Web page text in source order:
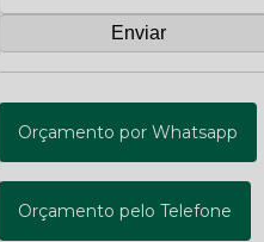
Orçamento por Whatsapp
Orçamento pelo Telefone